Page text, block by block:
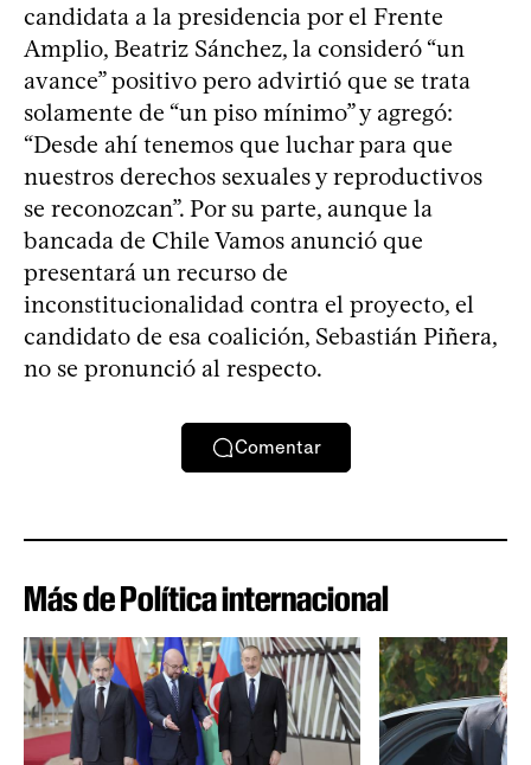
candidata a la presidencia por el Frente
Amplio, Beatriz Sánchez, la consideró “un
avance” positivo pero advirtió que se trata
solamente de “un piso mínimo” y agregó:
“Desde ahí tenemos que luchar para que
nuestros derechos sexuales y reproductivos
se reconozcan”. Por su parte, aunque la
bancada de Chile Vamos anunció que
presentará un recurso de
inconstitucionalidad contra el proyecto, el
candidato de esa coalición, Sebastián Piñera,
no se pronunció al respecto.
Comentar
Más de Política internacional